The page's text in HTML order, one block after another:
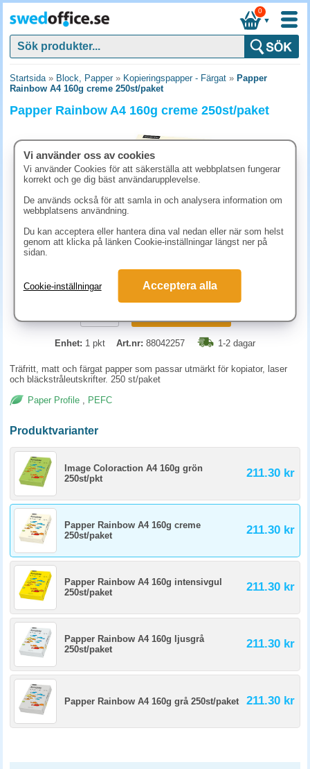
▼
0
Startsida» Block, Papper» Kopieringspapper - Färgat » Papper
Rainbow A4 160g creme 250st/paket
Papper Rainbow A4 160g creme 250st/paket
211.30 kr (inkl. moms)
Enhet: 1 pkt Art.nr: 88042257 1-2 dagar
Träfritt, matt och färgat papper som passar utmärkt för kopiator, laser
och bläckstråleutskrifter. 250 st/paket
Paper Profile , PEFC
Produktvarianter
Image Coloraction A4 160g grön
250st/pkt
211.30 kr
Papper Rainbow A4 160g creme
250st/paket
211.30 kr
Papper Rainbow A4 160g intensivgul
250st/paket
211.30 kr
Papper Rainbow A4 160g ljusgrå
250st/paket
211.30 kr
Papper Rainbow A4 160g grå 250st/paket 211.30 kr
Vi använder oss av cookies
Vi använder Cookies för att säkerställa att webbplatsen fungerar
korrekt och ge dig bäst användarupplevelse.
De används också för att samla in och analysera information om
webbplatsens användning.
Du kan acceptera eller hantera dina val nedan eller när som helst
genom att klicka på länken Cookie-inställningar längst ner på
sidan.
Cookie-inställningar Acceptera alla